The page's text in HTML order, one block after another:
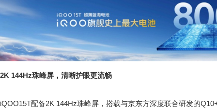
2K 144Hz珠峰屏，清晰护眼更流畅
iQOO15T配备2K 144Hz珠峰屏，搭载与京东方深度联合研发的